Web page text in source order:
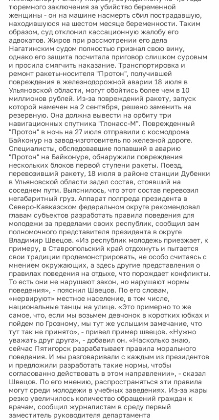
тюремного заключения за убийство беременной
женщины - он на машине насмерть сбил пострадавшую,
находившуюся на шестом месяце беременности. Таким
образом, суд отклонил кассационную жалобу его
адвокатов. Жиров при рассмотрении его дела
Нагатинским судом полностью признал свою вину,
однако его защита посчитала приговор слишком суровым
и просила смягчить наказание. Транспортировка и
ремонт ракеты-носителя "Протон", получившей
повреждения в железнодорожной аварии 18 июля в
Ульяновской области, могут обойтись более чем в 10
миллионов рублей. Из-за повреждений ракету, запуск
которой намечен на 2 сентября, решено заменить на
резервную. Она должна вывести на орбиту три
навигационных спутника "Глонасс-М". Поврежденный
"Протон" в ночь на 27 июля отправили с космодрома
Байконур на завод-изготовитель по железной дороге.
Специалисты, обследовавшие попавший в аварию
"Протон" на Байконуре, обнаружили повреждения
нескольких блоков первой ступени ракеты. Поезд,
перевозивший ракету, 18 июля в районе станции Дубенки
в Ульяновской области задел состав, стоявший на
соседнем пути. Выяснилось, что этот состав перевозил
негабаритный груз. Аппарат полпреда президента в
Северо-Кавказском федеральном округе рекомендовал
главам субъектов разработать правила поведения для
молодежи за пределами своих республик, сообщил зам
полномочного представителя президента в округе
Владимир Швецов. «Из республик молодежь приезжает, к
примеру, в Ставропольский край отдохнуть и пытается
свои традиции продемонстрировать, не особо считаясь с
мнением окружающих, а здесь другие представления о
правилах поведения на отдыхе, что порождает конфликты.
То есть они не нарушают закон, но нарушают нормы
поведения», - пояснил Швецов. По его словам,
«нервируют» местное население, в том числе,
национальные танцы на улице. «Это примерно то же
самое, что, если мы возьмем девчонок в коротких юбках и
пойдем по Грозному, мы тут же услышим замечание, что
тут так не принято», - привел пример швецов. «Нужно
уважать друг друга», - добавил он. «Насколько знаю,
сейчас Пятигорск разрабатывает правила морального
поведения. И мы разговаривали с каждым из президентов
и предложили разработать такие нормы, чтобы
согласованно действовать в этом направлении», - сказал
Швецов. По его мнению, распространяться эти правила
могут среди молодежи в учебных заведениях. Из-за жары
резко увеличилось количество обращений граждан к
врачам, сообщил журналистам в среду первый
заместитель руководителя департамента